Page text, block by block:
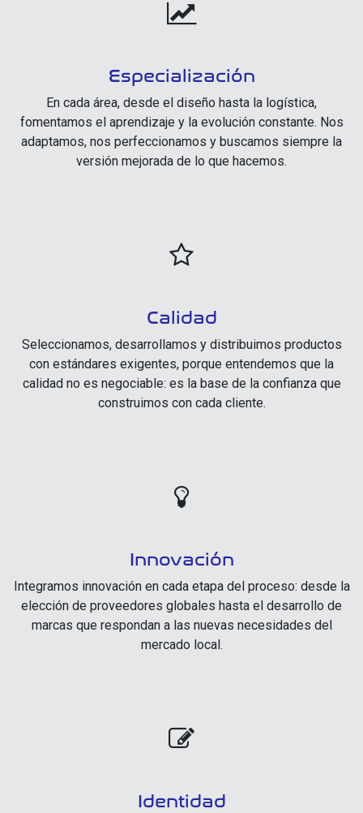
Especialización
En cada área, desde el diseño hasta la logística,
fomentamos el aprendizaje y la evolución constante. Nos
adaptamos, nos perfeccionamos y buscamos siempre la
versión mejorada de lo que hacemos.
Calidad
Seleccionamos, desarrollamos y distribuimos productos
con estándares exigentes, porque entendemos que la
calidad no es negociable: es la base de la confianza que
construimos con cada cliente.
Innovación
Integramos innovación en cada etapa del proceso: desde la
elección de proveedores globales hasta el desarrollo de
marcas que respondan a las nuevas necesidades del
mercado local.
Identidad